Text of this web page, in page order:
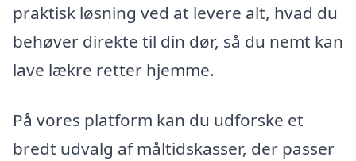
praktisk løsning ved at levere alt, hvad du
behøver direkte til din dør, så du nemt kan
lave lækre retter hjemme.
På vores platform kan du udforske et
bredt udvalg af måltidskasser, der passer